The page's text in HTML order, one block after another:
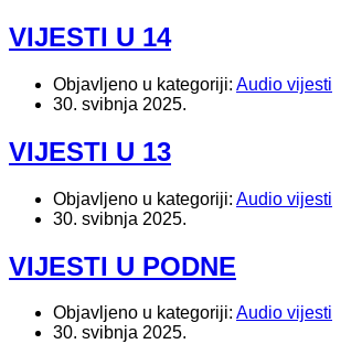
VIJESTI U 14
Objavljeno u kategoriji: Audio vijesti
30. svibnja 2025.
VIJESTI U 13
Objavljeno u kategoriji: Audio vijesti
30. svibnja 2025.
VIJESTI U PODNE
Objavljeno u kategoriji: Audio vijesti
30. svibnja 2025.